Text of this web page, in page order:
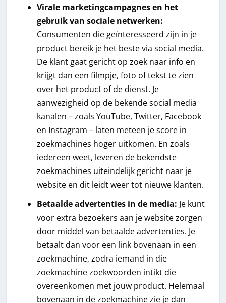
Virale marketingcampagnes en het
gebruik van sociale netwerken:
Consumenten die geïnteresseerd zijn in je
product bereik je het beste via social media.
De klant gaat gericht op zoek naar info en
krijgt dan een filmpje, foto of tekst te zien
over het product of de dienst. Je
aanwezigheid op de bekende social media
kanalen – zoals YouTube, Twitter, Facebook
en Instagram – laten meteen je score in
zoekmachines hoger uitkomen. En zoals
iedereen weet, leveren de bekendste
zoekmachines uiteindelijk gericht naar je
website en dit leidt weer tot nieuwe klanten.
Betaalde advertenties in de media: Je kunt
voor extra bezoekers aan je website zorgen
door middel van betaalde advertenties. Je
betaalt dan voor een link bovenaan in een
zoekmachine, zodra iemand in die
zoekmachine zoekwoorden intikt die
overeenkomen met jouw product. Helemaal
bovenaan in de zoekmachine zie je dan